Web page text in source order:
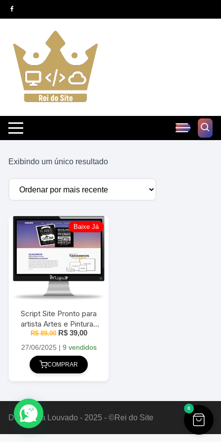
Pular
para
conteúdo
Exibindo um único resultado
Baixe Já
Script Site Pronto para
artista Artes e Pinturas
em PHP
R$89,00 O
original
era:
R$ 89,00.
R$39,00O
atual
R$ 39,00.
27/06/2025 | 9 vendidos
COMPRAR
Deus Seja Louvado - 2025 - ©Rei do Site
0